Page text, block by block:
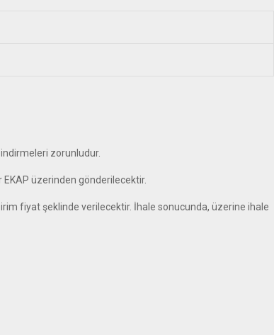
zorunludur.
üzerinden gönderilecektir.
fiyat şeklinde verilecektir. İhale sonucunda, üzerine ihale